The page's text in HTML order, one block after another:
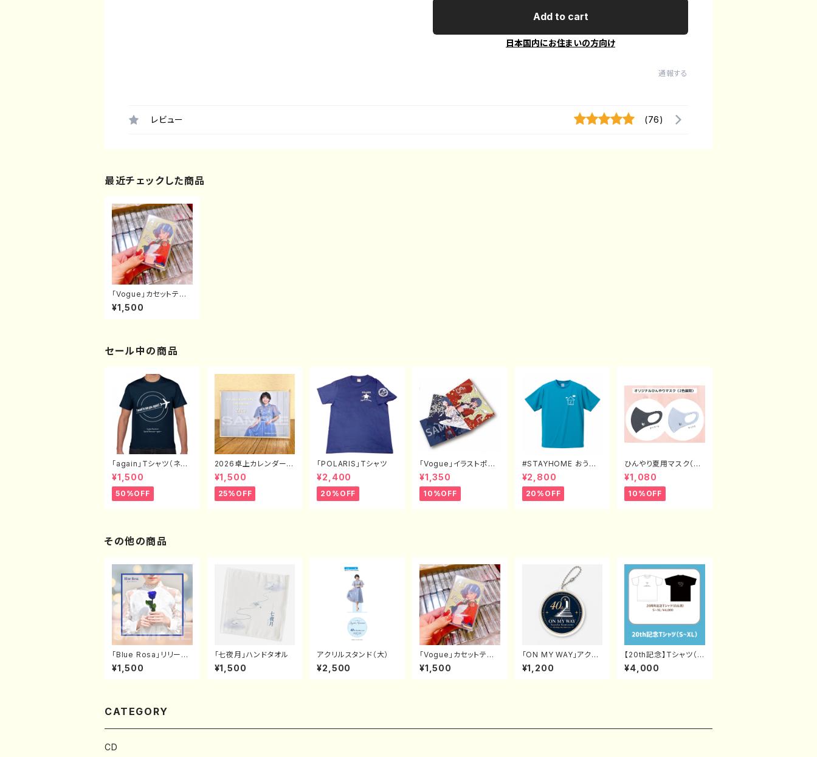
Add to cart
日本国内にお住まいの方向け
通報する
レビュー (76)
最近チェックした商品
「Vogue」カセットテー
プ（数量限定）
¥1,500
セール中の商品
「again」Tシャツ（ネイ
ビー）
¥1,500
50%OFF
2026卓上カレンダー
（全16枚封入）
¥1,500
25%OFF
「POLARIS」Tシャツ
¥2,400
20%OFF
「Vogue」イラストポス
トカード（3枚セット）
¥1,350
10%OFF
#STAYHOME おうち
だいすきTシャツ（XX
L〜XXXXL）
¥2,800
20%OFF
ひんやり夏用マスク（2
色展開）
¥1,080
10%OFF
その他の商品
「Blue Rosa」リリース
記念！オリジナル色紙
¥1,500
「七夜月」ハンドタオル
¥1,500
アクリルスタンド（大）
¥2,500
「Vogue」カセットテー
プ（数量限定）
¥1,500
「ON MY WAY」アクリ
ルキーホルダー (大)
¥1,200
【20th記念】Tシャツ（白
or黒）S〜XL
¥4,000
CATEGORY
CD